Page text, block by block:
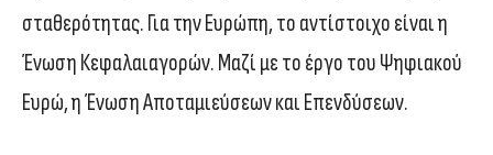
σταθερότητας. Για την Ευρώπη, το αντίστοιχο είναι η
Ένωση Κεφαλαιαγορών. Μαζί με το έργο του Ψηφιακού
Ευρώ, η Ένωση Αποταμιεύσεων και Επενδύσεων.